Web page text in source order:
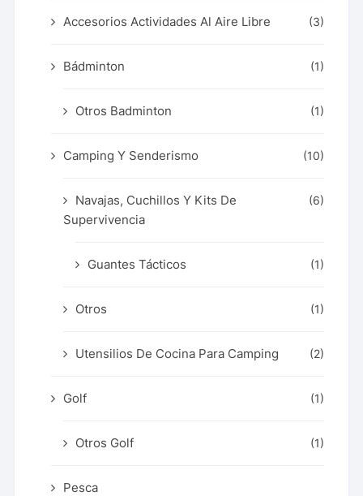
Accesorios Actividades Al Aire Libre (3)
Bádminton (1)
Otros Badminton (1)
Camping Y Senderismo (10)
Navajas, Cuchillos Y Kits De
Supervivencia
(6)
Guantes Tácticos (1)
Otros (1)
Utensilios De Cocina Para Camping (2)
Golf (1)
Otros Golf (1)
Pesca